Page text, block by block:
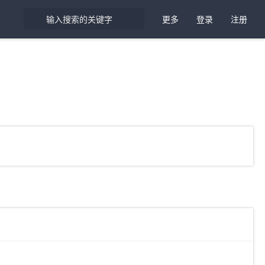
更多 登录 注册